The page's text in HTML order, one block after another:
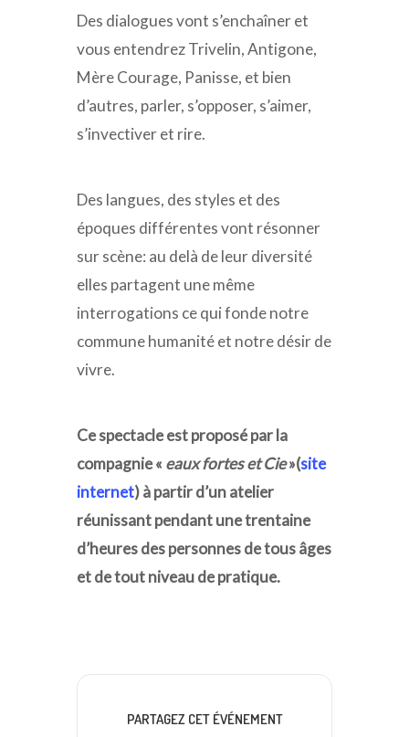
Des dialogues vont s’enchaîner et
vous entendrez Trivelin, Antigone,
Mère Courage, Panisse, et bien
d’autres, parler, s’opposer, s’aimer,
s’invectiver et rire.
Des langues, des styles et des
époques différentes vont résonner
sur scène: au delà de leur diversité
elles partagent une même
interrogations ce qui fonde notre
commune humanité et notre désir de
vivre.
Ce spectacle est proposé par la
compagnie « eaux fortes et Cie»(site
internet) à partir d’un atelier
réunissant pendant une trentaine
d’heures des personnes de tous âges
et de tout niveau de pratique.
PARTAGEZ CET ÉVÉNEMENT